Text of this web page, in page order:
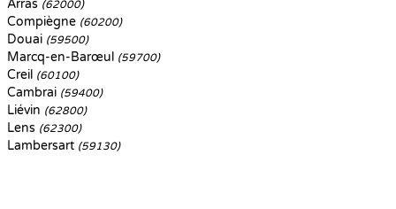
Arras (62000)
Compiègne (60200)
Douai (59500)
Marcq-en-Barœul (59700)
Creil (60100)
Cambrai (59400)
Liévin (62800)
Lens (62300)
Lambersart (59130)